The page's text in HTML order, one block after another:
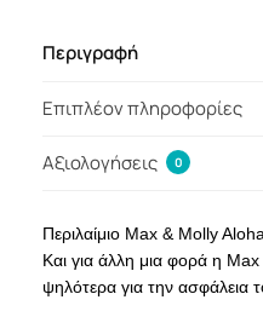
Περιγραφή
Επιπλέον πληροφορίες
Αξιολογήσεις 0
Περιλαίμιο Max & Molly
Και για άλλη μια φορά η
ψηλότερα για την ασφάλεια